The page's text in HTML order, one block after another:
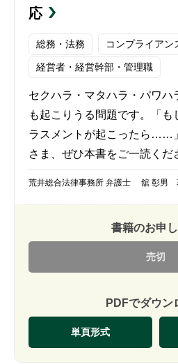
応
総務・法務 コンプライアン
経営者・経営幹部・管理職
セクハラ・マタハラ・パワハ
も起こりうる問題です。「も
ラスメントが起こったら……
さま、ぜひ本書をご一読くだ
荒井総合法律事務所 弁護士 舘 彰男
書籍のお申
売切
PDFでダウン
単頁形式